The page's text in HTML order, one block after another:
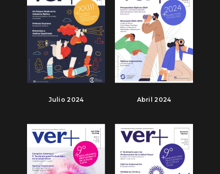
Julio 2024 Abril 2024